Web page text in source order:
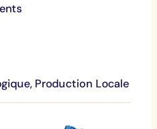
Production Locale